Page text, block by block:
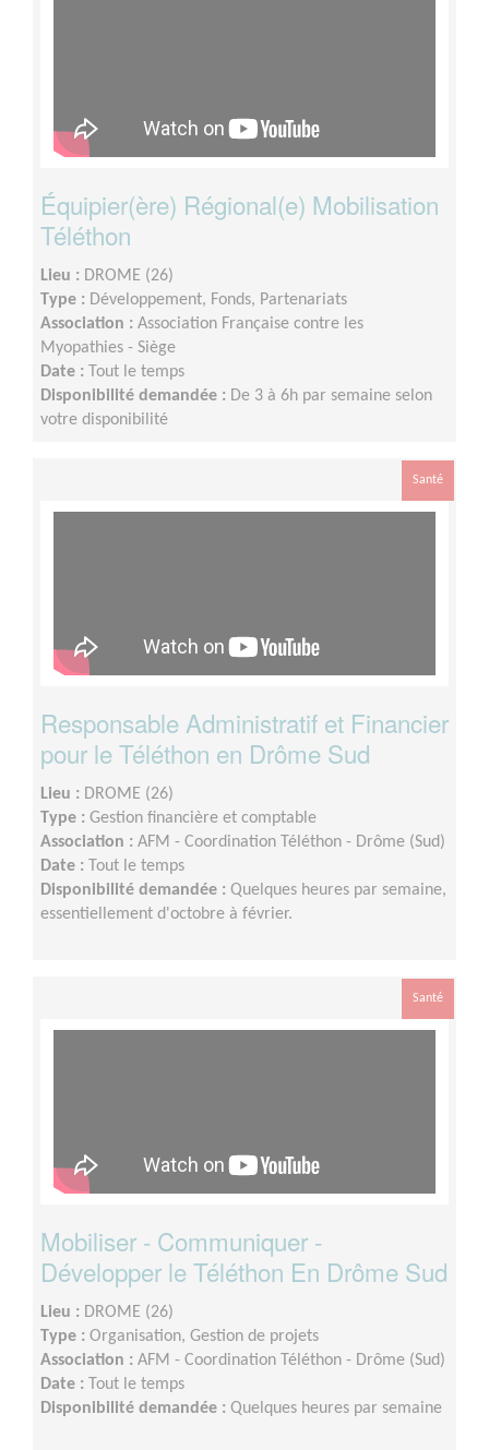
Équipier(ère) Régional(e) Mobilisation
Téléthon
Lieu : DROME (26)
Type : Développement, Fonds, Partenariats
Association : Association Française contre les
Myopathies - Siège
Date :
Tout le temps
Disponibilité demandée : De 3 à 6h par semaine selon
votre disponibilité
Santé
Responsable Administratif et Financier
pour le Téléthon en Drôme Sud
Lieu : DROME (26)
Type : Gestion financière et comptable
Association : AFM - Coordination Téléthon - Drôme (Sud)
Date :
Tout le temps
Disponibilité demandée : Quelques heures par semaine,
essentiellement d'octobre à février.
Santé
Mobiliser - Communiquer -
Développer le Téléthon En Drôme Sud
Lieu : DROME (26)
Type : Organisation, Gestion de projets
Association : AFM - Coordination Téléthon - Drôme (Sud)
Date :
Tout le temps
Disponibilité demandée : Quelques heures par semaine